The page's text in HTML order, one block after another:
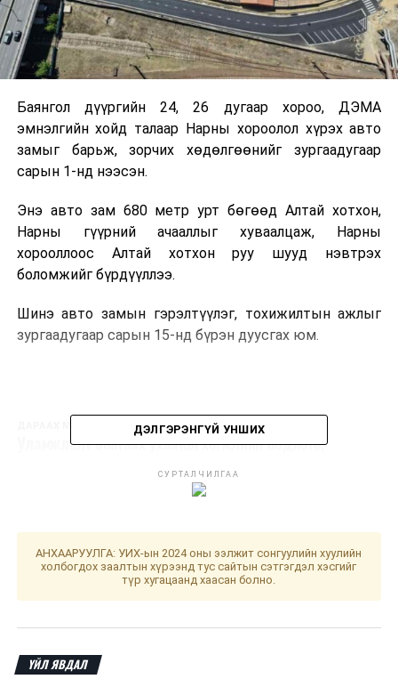
Баянгол дүүргийн 24, 26 дугаар хороо, ДЭМА
эмнэлгийн хойд талаар Нарны хороолол хүрэх авто
замыг барьж, зорчих хөдөлгөөнийг зургаадугаар
сарын 1-нд нээсэн.
Энэ авто зам 680 метр урт бөгөөд Алтай хотхон,
Нарны гүүрний ачааллыг хуваалцаж, Нарны
хорооллоос Алтай хотхон руу шууд нэвтрэх
боломжийг бүрдүүллээ.
Шинэ авто замын гэрэлтүүлэг, тохижилтын ажлыг
зургаадугаар сарын 15-нд бүрэн дуусгах юм.
Уламжлалт анагаах ухааны хөгжлийн бодлого,
сайдын ивээл дор зохион байгуулагдана
Нийслэлийн нэг цэгийн үйлчилгээний төв болон 21
аймагт 1072 хувьцааг өвлүүлнэ
ДЭЛГЭРЭНГҮЙ УНШИХ
СУРТАЛЧИЛГАА
АНХААРУУЛГА: УИХ-ын 2024 оны ээлжит сонгуулийн хуулийн
холбогдох заалтын хүрээнд тус сайтын сэтгэгдэл хэсгийг
түр хугацаанд хаасан болно.
ҮЙЛ ЯВДАЛ